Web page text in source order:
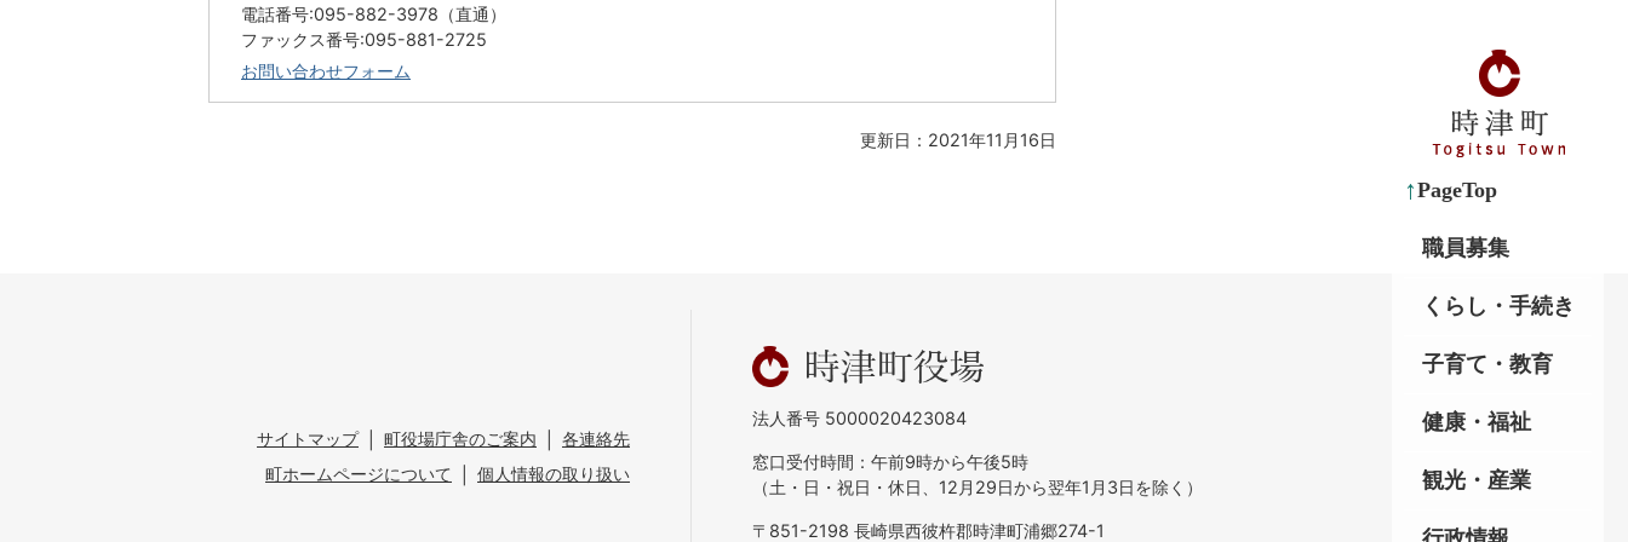
電話番号:095-882-3978（直通）
ファックス番号:095-881-2725
お問い合わせフォーム
更新日：2021年11月16日
PageTop
職員募集
くらし・手続き
子育て・教育
健康・福祉
観光・産業
サイトマップ 町役場庁舎のご案内
各連絡先
町ホームページについて
個人情報の取り扱い
法人番号 5000020423084
窓口受付時間：午前9時から午後5時
（土・日・祝日・休日、12月29日から翌年1月3日を除く）
〒851-2198 長崎県西彼杵郡時津町浦郷274-1